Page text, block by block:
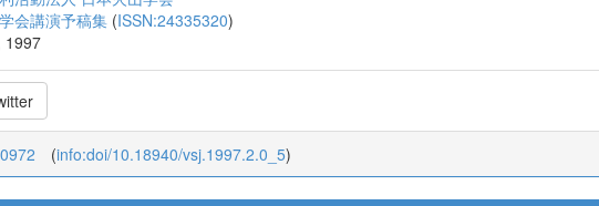
会講演予稿集 (ISSN:24335320)
1997
(info:doi/10.18940/vsj.1997.2.0_5)